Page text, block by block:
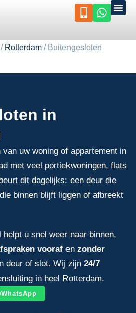
/ Rotterdam / Buitengesloten
in
van uw woning of appartement in
met veel portiekwoningen, flats
dit dagelijks: een deur die
binnen blijft liggen of afbreekt
u snel weer naar binnen,
vooraf en zonder
deur of slot. Wij zijn 24/7
in heel Rotterdam.
WhatsApp